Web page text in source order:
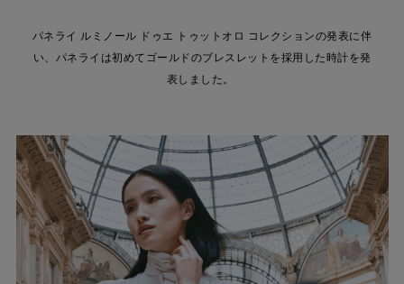
パネライ ルミノール ドゥエ トゥットオロ コレクションの発表に伴
い、パネライは初めてゴールドのブレスレットを採用した時計を発
表しました。